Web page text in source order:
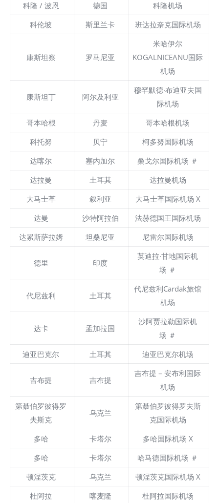
科隆 / 波恩 德国
科隆机场
科伦坡
斯里兰卡 班达拉奈克国际机场
康斯坦察 罗马尼亚
米哈伊尔
KOGALNICEANU国际
机场
康斯坦丁 阿尔及利亚
穆罕默德·布迪亚夫国
际机场
哥本哈根
丹麦
哥本哈根机场
科托努
贝宁
柯多努国际机场
达喀尔
塞内加尔
桑戈尔国际机场 ＃
达拉曼
土耳其
达拉曼机场
大马士革
叙利亚
大马士革国际机场 X
达曼
沙特阿拉伯
法赫德国王国际机场
达累斯萨拉姆
坦桑尼亚 尼雷尔国际机场
德里 印度
英迪拉·甘地国际机
场 ＃
代尼兹利 土耳其
代尼兹利Cardak旅馆
机场
达卡 孟加拉国
沙阿贾拉勒国际机
场 ＃
迪亚巴克尔
土耳其 迪亚巴克尔机场
吉布提 吉布提
吉布提 – 安布利国际
机场
第聂伯罗彼得罗
夫斯克
乌克兰
第聂伯罗彼得罗夫斯
克国际机场
多哈
卡塔尔
多哈国际机场 X
多哈
卡塔尔
哈马德国际机场 ＃
顿涅茨克
乌克兰
顿涅茨克国际机场 X
杜阿拉
喀麦隆 杜阿拉国际机场